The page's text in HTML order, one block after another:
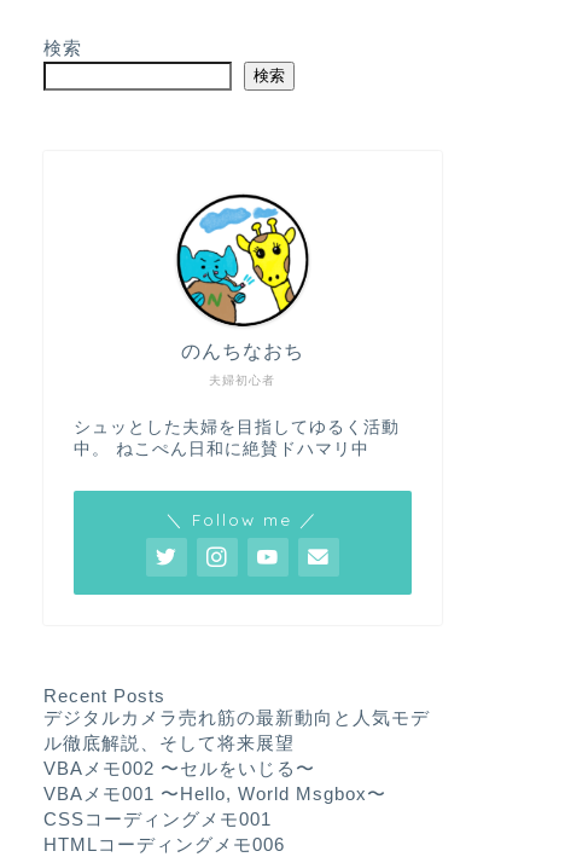
検索
検索
夫婦初心者
のんちなおち
シュッとした夫婦を目指してゆるく活動
中。 ねこぺん日和に絶賛ドハマリ中
＼ Follow me ／
Recent Posts
デジタルカメラ売れ筋の最新動向と人気モデ
ル徹底解説、そして将来展望
VBAメモ002 〜セルをいじる〜
VBAメモ001 〜Hello, World Msgbox〜
CSSコーディングメモ001
HTMLコーディングメモ006